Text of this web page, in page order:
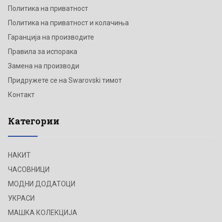
Политика на приватност
Политика на приватност и колачиња
Гаранција на производите
Правила за испорака
Замена на производи
Придружете се на Swarovski тимот
Контакт
Категории
НАКИТ
ЧАСОВНИЦИ
МОДНИ ДОДАТОЦИ
УКРАСИ
МАШКА КОЛЕКЦИЈА